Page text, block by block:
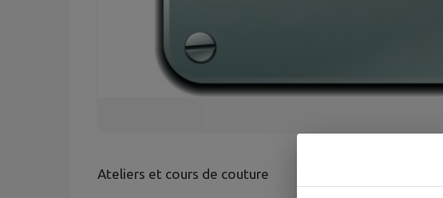
Ateliers et cours de couture